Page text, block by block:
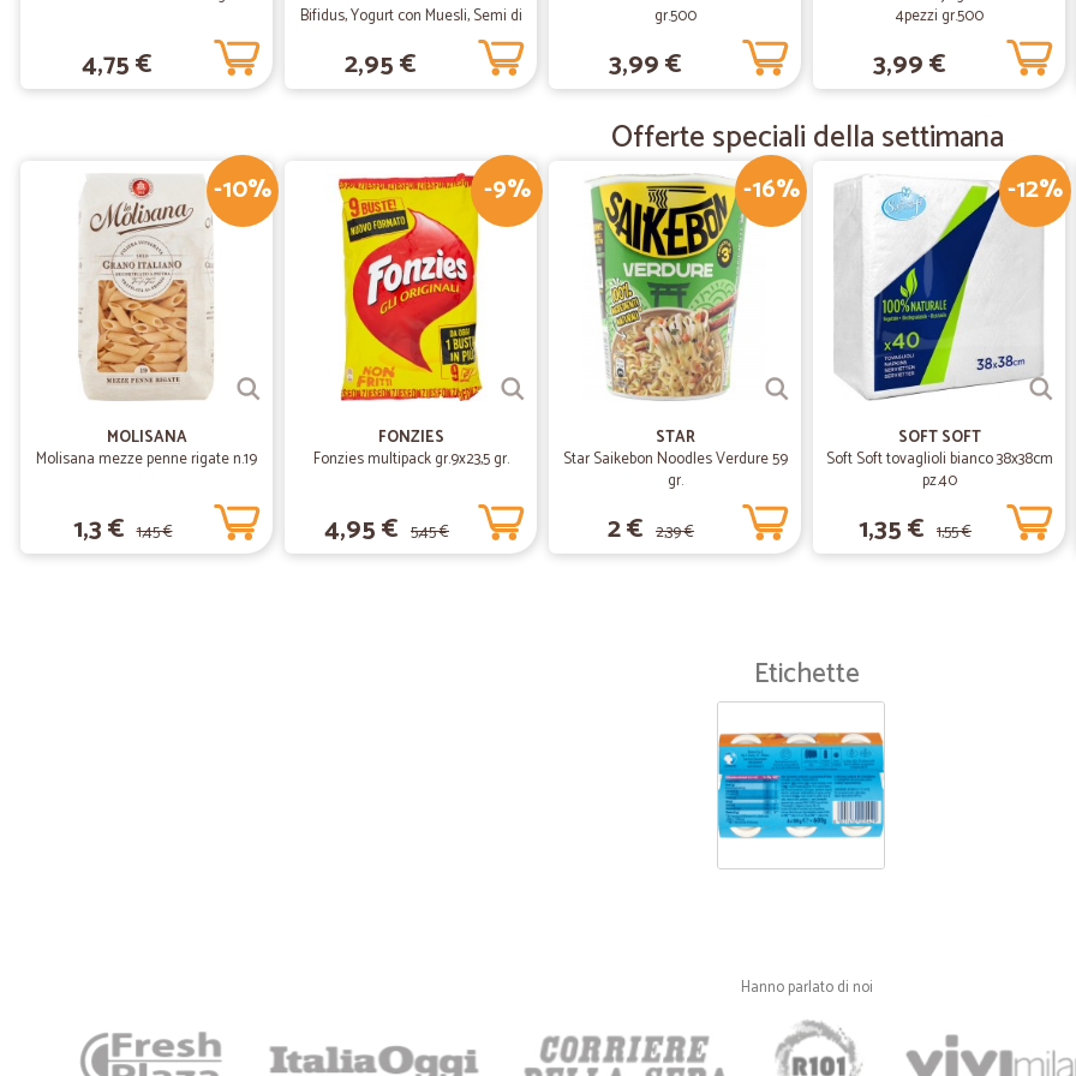
Massimo V.
Velocissimi nella consegna
Velocissimi nella consegna
—Trustpilot
Come prima esperienza
Come prima esperienza devo
nonchè corriere gentile e
merce.
4,75 €
Bifidus, Yogurt con Muesli, Semi di
Zucca e Mirtilli rossi, 170g
2,95 €
gr.500
3,99 €
4pezzi gr.500
3,99 €
Offerte speciali della settimana
-10%
MOLISANA
Molisana mezze penne rigate n.19
1,3 € 1,45 €
-9%
FONZIES
Fonzies multipack gr.9x23,5 gr.
4,95 € 5,45 €
-16%
STAR
Star Saikebon Noodles Verdure 59
gr.
2 € 2,39 €
-12%
SOFT SOFT
Soft Soft tovaglioli bianco 38x38cm
pz.40
1,35 € 1,55 €
Etichette
Hanno parlato di noi